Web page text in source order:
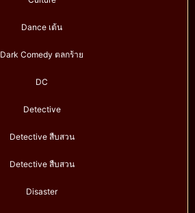
Dance เต้น
Dark Comedy ตลกร้าย
DC
Detective
Detective สืบสวน
Detective สืบสวน
Disaster